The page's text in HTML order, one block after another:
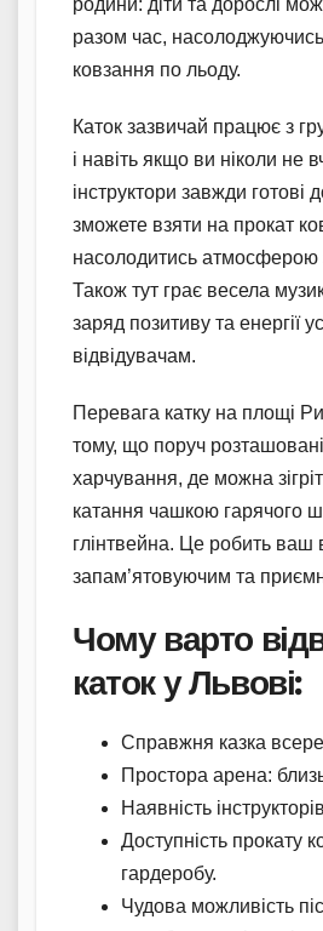
родини: діти та дорослі
разом час, насолоджуючись
ковзання по льоду.
Каток зазвичай працює з
і навіть якщо ви ніколи не
інструктори завжди готові
зможете взяти на прокат
насолодитись атмосферою
Також тут грає весела
заряд позитиву та енергії
відвідувачам.
Перевага катку на площі
тому, що поруч
харчування, де можна
катання чашкою гарячого
глінтвейна. Це робить ваш
запам’ятовуючим та
Чому варто
каток у Львові:
Справжня казка
Простора арена:
Наявність
Доступність прокату
гардеробу.
Чудова можливість